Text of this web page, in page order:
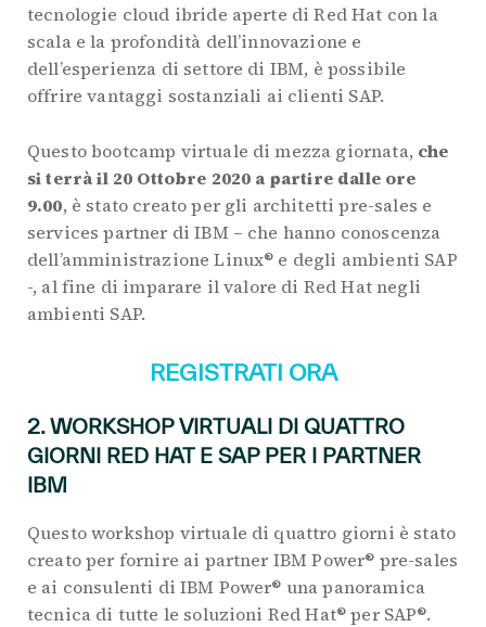
tecnologie cloud ibride aperte di Red Hat con la
scala e la profondità dell’innovazione e
dell’esperienza di settore di IBM, è possibile
offrire vantaggi sostanziali ai clienti SAP.
Questo bootcamp virtuale di mezza giornata, che
si terrà il 20 Ottobre 2020 a partire dalle ore
9.00, è stato creato per gli architetti pre-sales e
services partner di IBM – che hanno conoscenza
dell’amministrazione Linux® e degli ambienti SAP
-, al fine di imparare il valore di Red Hat negli
ambienti SAP.
REGISTRATI ORA
2. WORKSHOP VIRTUALI DI QUATTRO
GIORNI RED HAT E SAP PER I PARTNER
IBM
Questo workshop virtuale di quattro giorni è stato
creato per fornire ai partner IBM Power® pre-sales
e ai consulenti di IBM Power® una panoramica
tecnica di tutte le soluzioni Red Hat® per SAP®.